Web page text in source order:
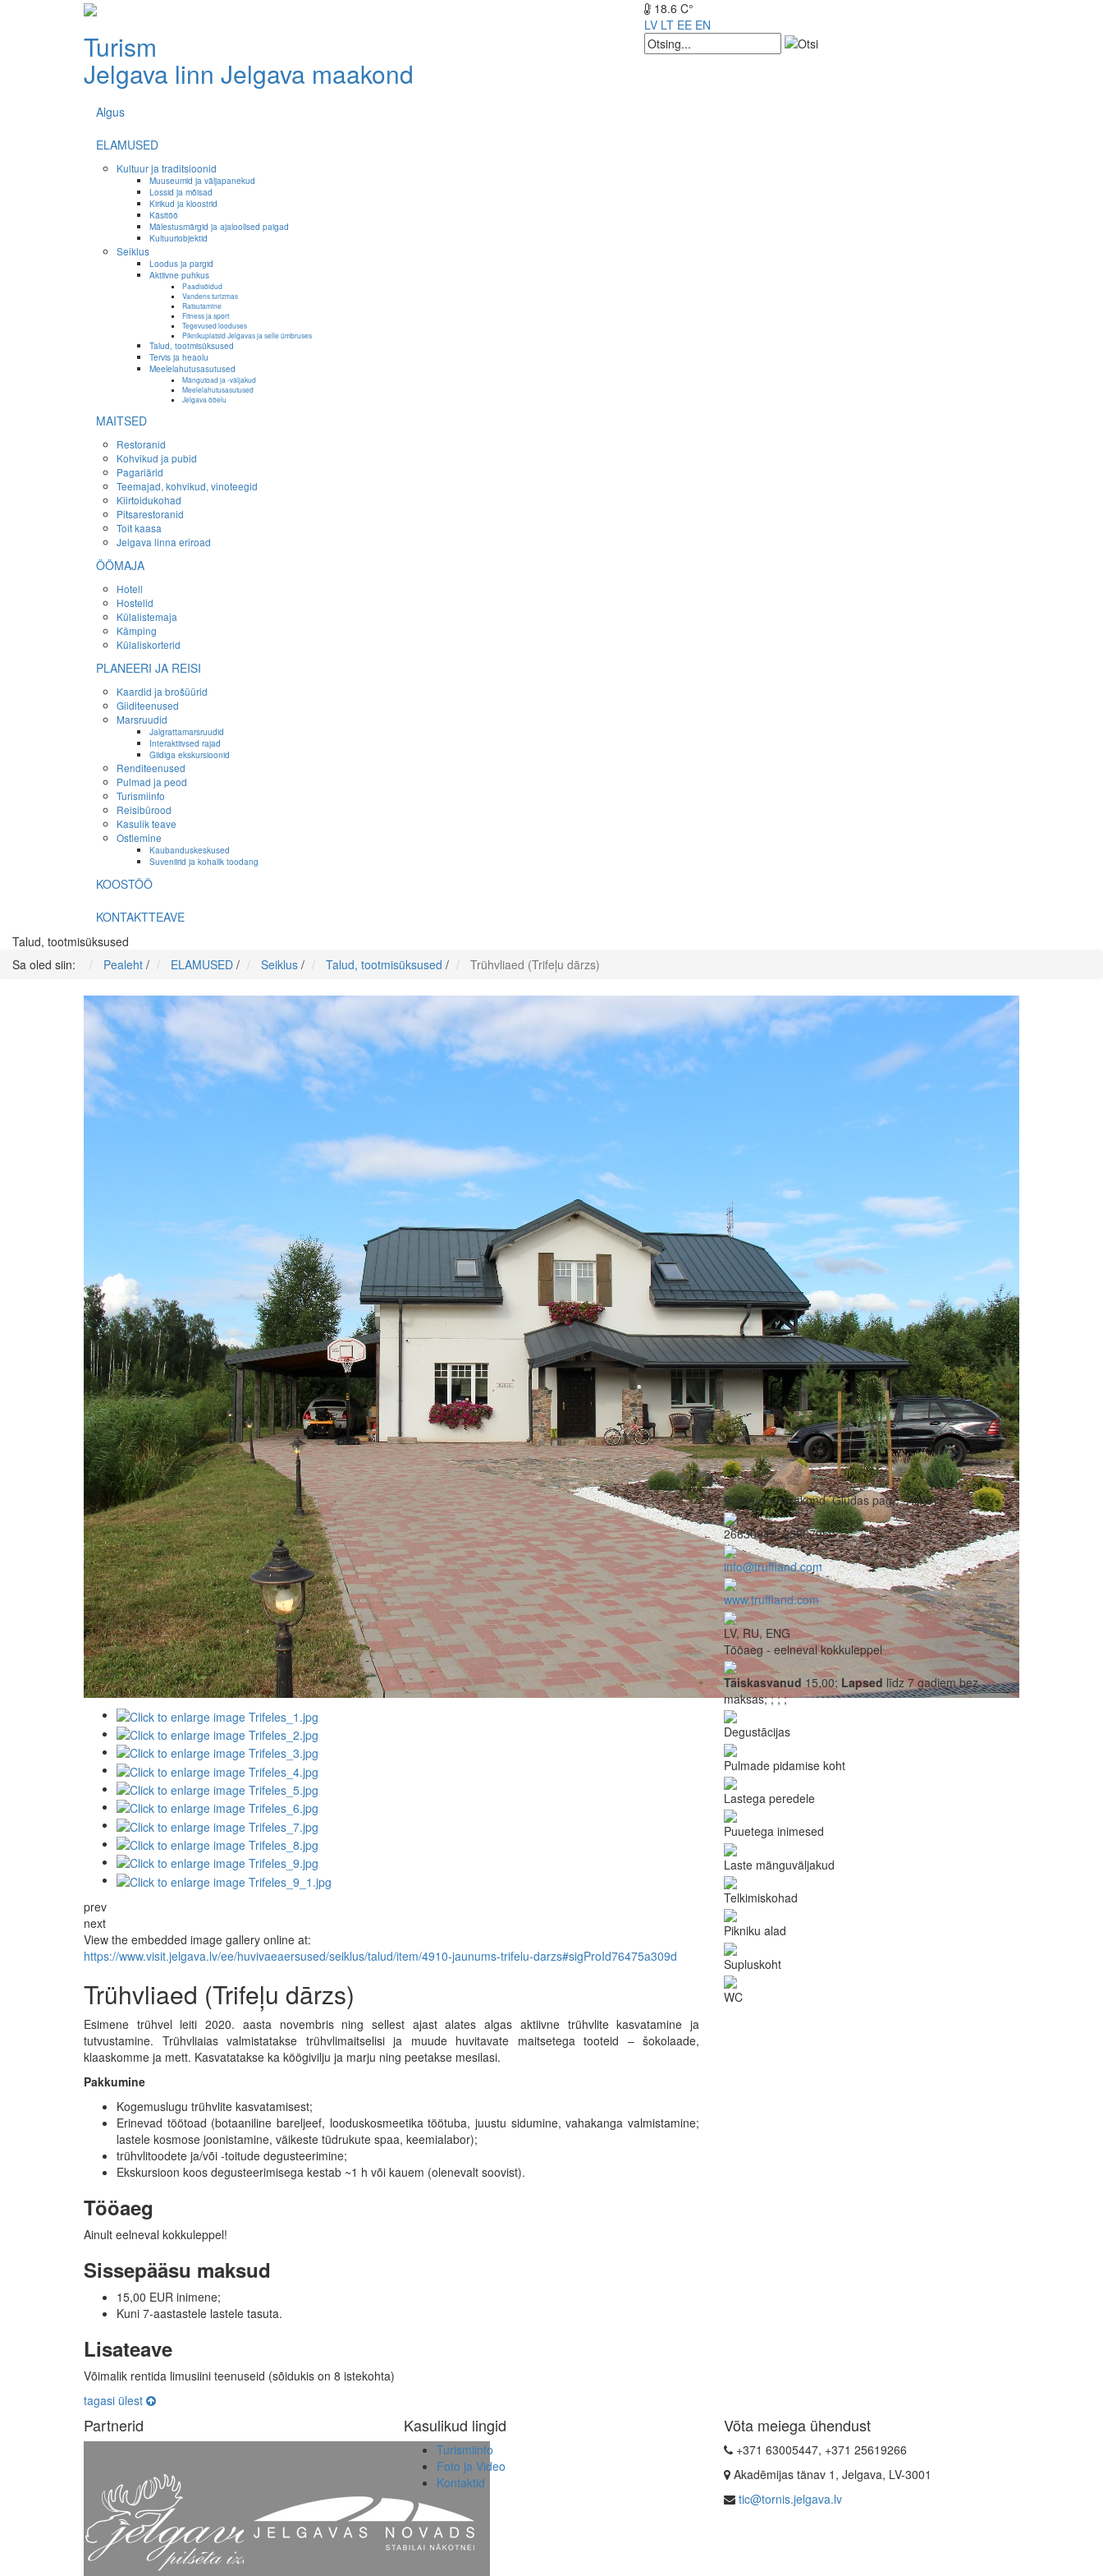
Turism
Jelgava linn Jelgava maakond
18.6 C°
LV LT EE EN
Algus
ELAMUSED
Kultuur ja traditsioonid
Muuseumid ja väljapanekud
Lossid ja mõisad
Kirikud ja kloostrid
Käsitöö
Mälestusmärgid ja ajaloolised paigad
Kultuuriobjektid
Seiklus
Loodus ja pargid
Aktiivne puhkus
Paadisõidud
Vandens turizmas
Ratsutamine
Fitness ja sport
Tegevused looduses
Piknikuplatsid Jelgavas ja selle ümbruses
Talud, tootmisüksused
Tervis ja heaolu
Meelelahutusasutused
Mängutoad ja -väljakud
Meelelahutusasutused
Jelgava ööelu
MAITSED
Restoranid
Kohvikud ja pubid
Pagariärid
Teemajad, kohvikud, vinoteegid
Kiirtoidukohad
Pitsarestoranid
Toit kaasa
Jelgava linna eriroad
ÖÖMAJA
Hotell
Hostelid
Külalistemaja
Kämping
Külaliskorterid
PLANEERI JA REISI
Kaardid ja brošüürid
Giiditeenused
Marsruudid
Jalgrattamarsruudid
Interaktiivsed rajad
Giidiga ekskursioonid
Renditeenused
Pulmad ja peod
Turismiinfo
Reisibürood
Kasulik teave
Ostlemine
Kaubanduskeskused
Suveniirid ja kohalik toodang
KOOSTÖÖ
KONTAKTTEAVE
Talud, tootmisüksused
Sa oled siin:
Pealeht / ELAMUSED / Seiklus / Talud, tootmisüksused / Trühvliaed (Trifeļu dārzs)
prev
next
View the embedded image gallery online at:
https://www.visit.jelgava.lv/ee/huvivaeaersused/seiklus/talud/item/4910-jaunums-trifelu-darzs#sigProId76475a309d
Trühvliaed (Trifeļu dārzs)
Esimene trühvel leiti 2020. aasta novembris ning sellest ajast alates algas aktiivne trühvlite kasvatamine ja
tutvustamine. Trühvliaias valmistatakse trühvlimaitselisi ja muude huvitavate maitsetega tooteid – šokolaade,
klaaskomme ja mett. Kasvatatakse ka köögivilju ja marju ning peetakse mesilasi.
Pakkumine
Kogemuslugu trühvlite kasvatamisest;
Erinevad töötoad (botaaniline bareljeef, looduskosmeetika töötuba, juustu sidumine, vahakanga valmistamine;
lastele kosmose joonistamine, väikeste tüdrukute spaa, keemialabor);
trühvlitoodete ja/või -toitude degusteerimine;
Ekskursioon koos degusteerimisega kestab ~1 h või kauem (olenevalt soovist).
Tööaeg
Ainult eelneval kokkuleppel!
Sissepääsu maksud
15,00 EUR inimene;
Kuni 7-aastastele lastele tasuta.
Lisateave
Võimalik rentida limusiini teenuseid (sõidukis on 8 istekohta)
tagasi ülest
Jelgava maakond, Glūdas pag., „RASAS”
26630949, 28667950
info@truffland.com
www.truffland.com
LV, RU, ENG
Tööaeg - eelneval kokkuleppel
Täiskasvanud 15,00; Lapsed līdz 7 gadiem bez
maksas;;;;
Degustācijas
Pulmade pidamise koht
Lastega peredele
Puuetega inimesed
Laste mänguväljakud
Telkimiskohad
Pikniku alad
Supluskoht
WC
Partnerid Kasulikud lingid
Turismiinfo
Foto ja Video
Kontaktid
Võta meiega ühendust
+371 63005447, +371 25619266
Akadēmijas tänav 1, Jelgava, LV-3001
tic@tornis.jelgava.lv